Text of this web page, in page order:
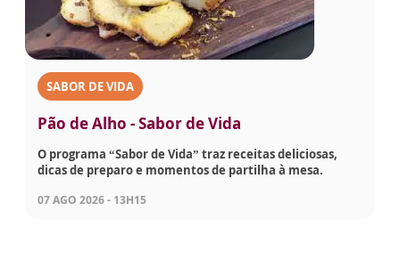
SABOR DE VIDA
Pão de Alho - Sabor de Vida
O programa “Sabor de Vida” traz receitas deliciosas,
dicas de preparo e momentos de partilha à mesa.
07 AGO 2026 - 13H15